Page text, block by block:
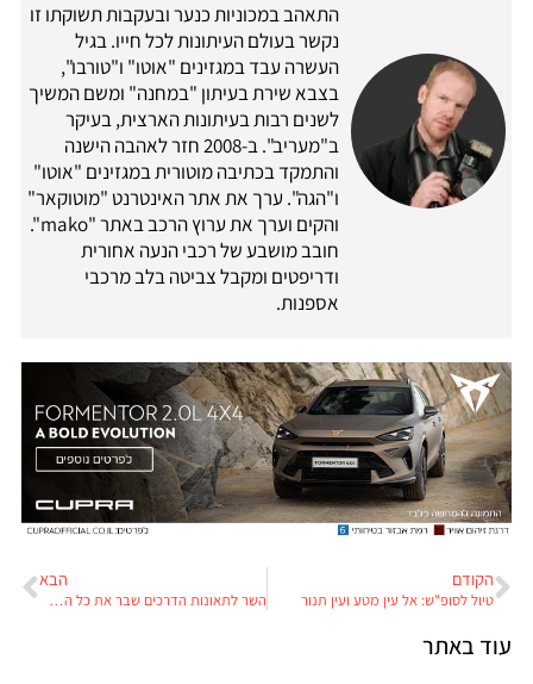
התאהב במכוניות כנער ובעקבות תשוקתו זו
נקשר בעולם העיתונות לכל חייו. בגיל
העשרה עבד במגזינים "אוטו" ו"טורבו",
בצבא שירת בעיתון "במחנה" ומשם המשיך
לשנים רבות בעיתונות הארצית, בעיקר
ב"מעריב". ב-2008 חזר לאהבה הישנה
והתמקד בכתיבה מוטורית במגזינים "אוטו"
ו"הגה". ערך את אתר האינטרנט "מוטוקאר"
והקים וערך את ערוץ הרכב באתר "mako".
חובב מושבע של רכבי הנעה אחורית
ודריפטים ומקבל צביטה בלב מרכבי
אספנות.
הקודם
טיול לסופ"ש: אל עין מטע ועין תנור
הבא
השר לתאונות הדרכים שבר את כל השיאים
עוד באתר